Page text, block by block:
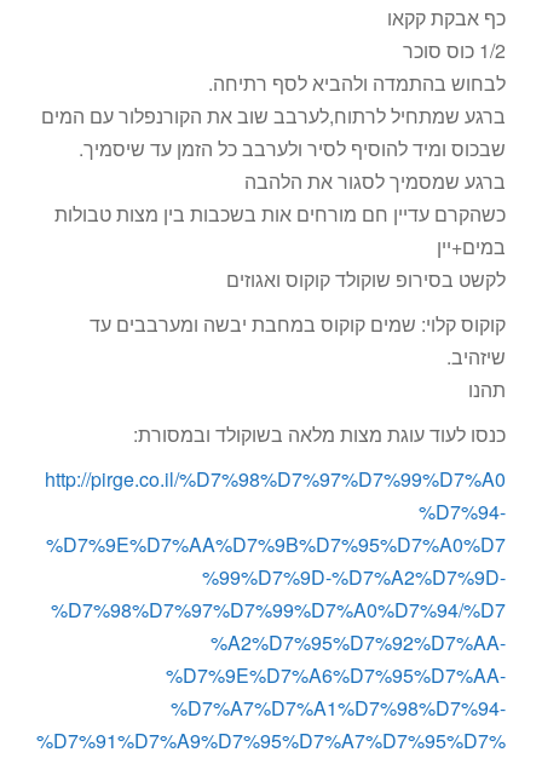
כף אבקת קקאו
1/2 כוס סוכר
לבחוש בהתמדה ולהביא לסף רתיחה.
ברגע שמתחיל לרתוח,לערבב שוב את הקורנפלור עם המים
שבכוס ומיד להוסיף לסיר ולערבב כל הזמן עד שיסמיך.
ברגע שמסמיך לסגור את הלהבה
כשהקרם עדיין חם מורחים אות בשכבות בין מצות טבולות
במים+יין
לקשט בסירופ שוקולד קוקוס ואגוזים
קוקוס קלוי: שמים קוקוס במחבת יבשה ומערבבים עד
שיזהיב.
תהנו
כנסו לעוד עוגת מצות מלאה בשוקולד ובמסורת:
http://pirge.co.il/%D7%98%D7%97%D7%99%D7%A0
%D7%94-
%D7%9E%D7%AA%D7%9B%D7%95%D7%A0%D7
%99%D7%9D-%D7%A2%D7%9D-
%D7%98%D7%97%D7%99%D7%A0%D7%94/%D7
%A2%D7%95%D7%92%D7%AA-
%D7%9E%D7%A6%D7%95%D7%AA-
%D7%A7%D7%A1%D7%98%D7%94-
%D7%91%D7%A9%D7%95%D7%A7%D7%95%D7%